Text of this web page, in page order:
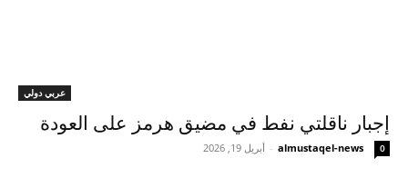
عربي دولي
إجبار ناقلتي نفط في مضيق هرمز على العودة
almustaqel-news
- أبريل 19, 2026 0